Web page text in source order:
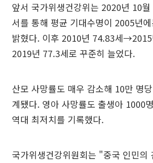
앞서 국가위생건강위는 2020년 10
서를 통해 평균 기대수명이 2005년
밝혔다. 이후 2010년 74.83세
2019년 77.3세로 꾸준히 늘었다.
산모 사망률도 매우 감소해 10만 명
계됐다. 영아 사망률도 출생아 1000
역대 최저치를 기록했다.
국가위생건강위원회는 "중국 인민의